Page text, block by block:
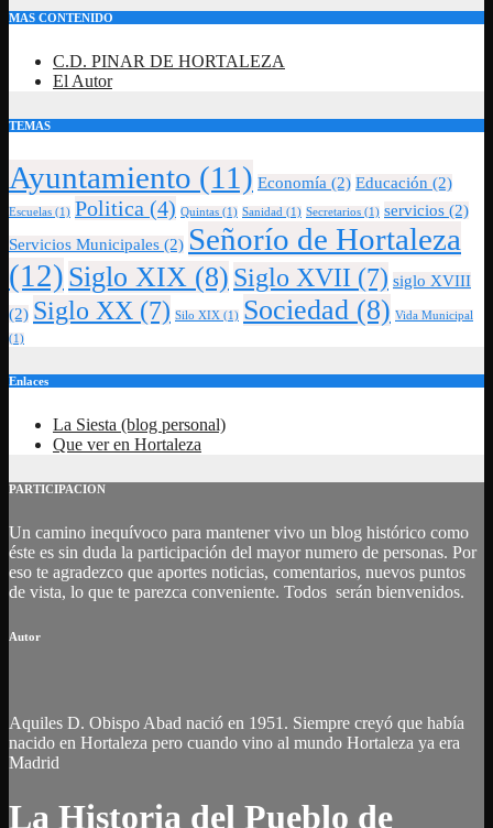
MAS CONTENIDO
C.D. PINAR DE HORTALEZA
El Autor
TEMAS
Ayuntamiento (11) Economía (2) Educación (2)
Escuelas (1) Politica (4) Quintas (1) Sanidad (1) Secretarios (1) servicios (2)
Servicios Municipales (2) Señorío de Hortaleza
(12) Siglo XIX (8) Siglo XVII (7) siglo XVIII
(2) Siglo XX (7) Silo XIX (1) Sociedad (8) Vida Municipal
(1)
Enlaces
La Siesta (blog personal)
Que ver en Hortaleza
PARTICIPACION
Un camino inequívoco para mantener vivo un blog histórico como
éste es sin duda la participación del mayor numero de personas. Por
eso te agradezco que aportes noticias, comentarios, nuevos puntos
de vista, lo que te parezca conveniente. Todos serán bienvenidos.
Autor
Aquiles D. Obispo Abad nació en 1951. Siempre creyó que había
nacido en Hortaleza pero cuando vino al mundo Hortaleza ya era
Madrid
La Historia del Pueblo de